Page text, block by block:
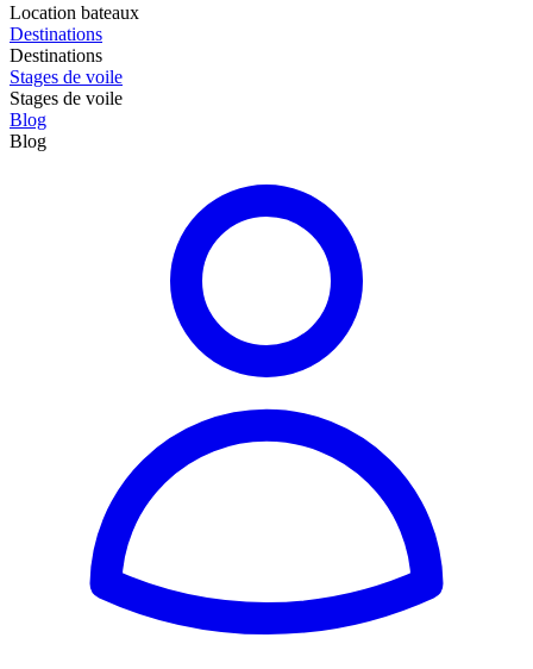
Location bateaux
Destinations
Destinations
Stages de voile
Stages de voile
Blog
Blog